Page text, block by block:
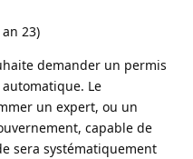
23)
demander un permis
Le
un expert, ou un
capable de
sera systématiquement